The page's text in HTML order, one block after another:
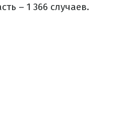
– 1 366 случаев.